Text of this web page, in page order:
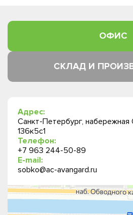
ОФИС
СКЛАД И
Адрес:
Санкт-Петербург, набережная
136к5с1
Телефон:
+7 963 244-50-89
E-mail:
sobko@ac-avangard.ru